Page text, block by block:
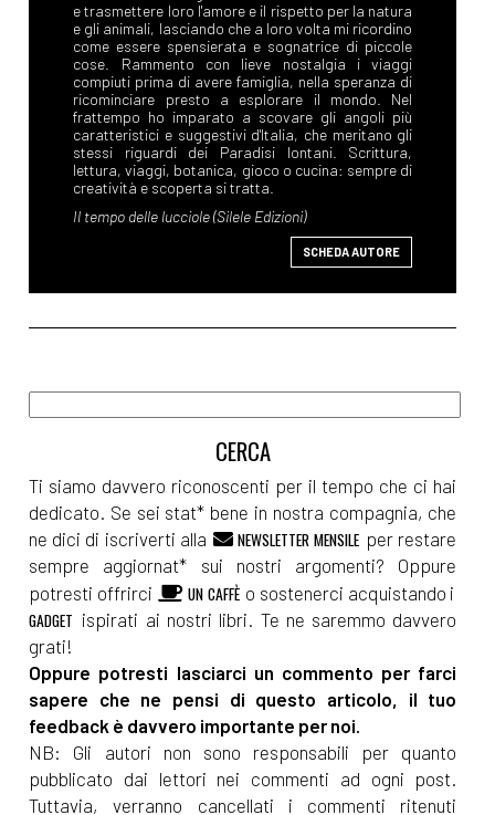
SCHEDA AUTORE
Ti siamo davvero riconoscenti per il tempo che ci hai
dedicato. Se sei stat* bene in nostra compagnia, che
ne dici di iscriverti alla
NEWSLETTER MENSILE per restare
sempre aggiornat* sui nostri argomenti? Oppure
potresti offrirci
UN CAFFÈ o sostenerci acquistando i
GADGET ispirati ai nostri libri. Te ne saremmo davvero
grati!
Oppure potresti lasciarci un commento per farci
sapere che ne pensi di questo articolo, il tuo
feedback è davvero importante per noi.
NB: Gli autori non sono responsabili per quanto
pubblicato dai lettori nei commenti ad ogni post.
Tuttavia, verranno cancellati i commenti ritenuti